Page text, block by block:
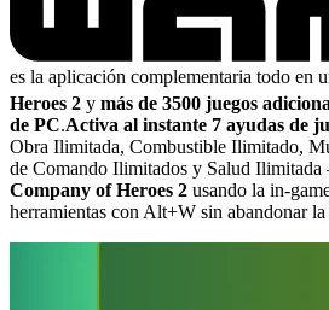
es la aplicación complementaria todo en
Heroes 2 y más de 3500 juegos
de PC.Activa al instante 7 ayudas de
Obra Ilimitada, Combustible Ilimitado,
de Comando Ilimitados y Salud Ilimitada
Company of Heroes 2 usando la in-
herramientas con Alt+W sin abandonar la